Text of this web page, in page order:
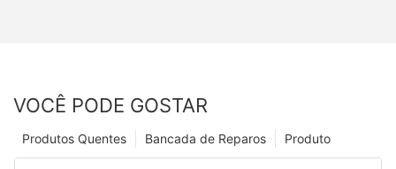
VOCÊ PODE GOSTAR
Produto
Bancada de Reparos
Produtos Quentes